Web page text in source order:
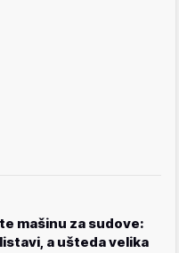
mašinu za sudove:
a ušteda velika